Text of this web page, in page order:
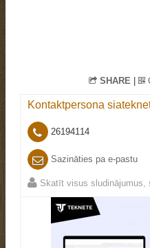
SHARE |
Kontaktpersona
26194114
Sazināties pa e-pastu
Skatīt visus sludinājumus,